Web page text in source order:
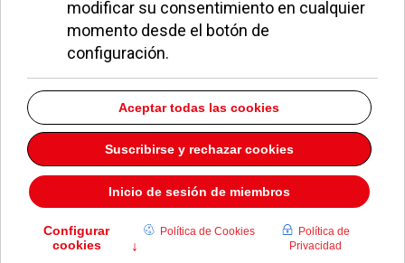
Ya conocen todos ustedes el resultado de las
elecciones en las comunidades gallega y vasca: el
nacionalismo ha avanzado, tanto el violento y
abiertamente separatista vasco como el taimado
gallego, pero ambos contrarios a que en esas
zonas de España se recupere lo español,